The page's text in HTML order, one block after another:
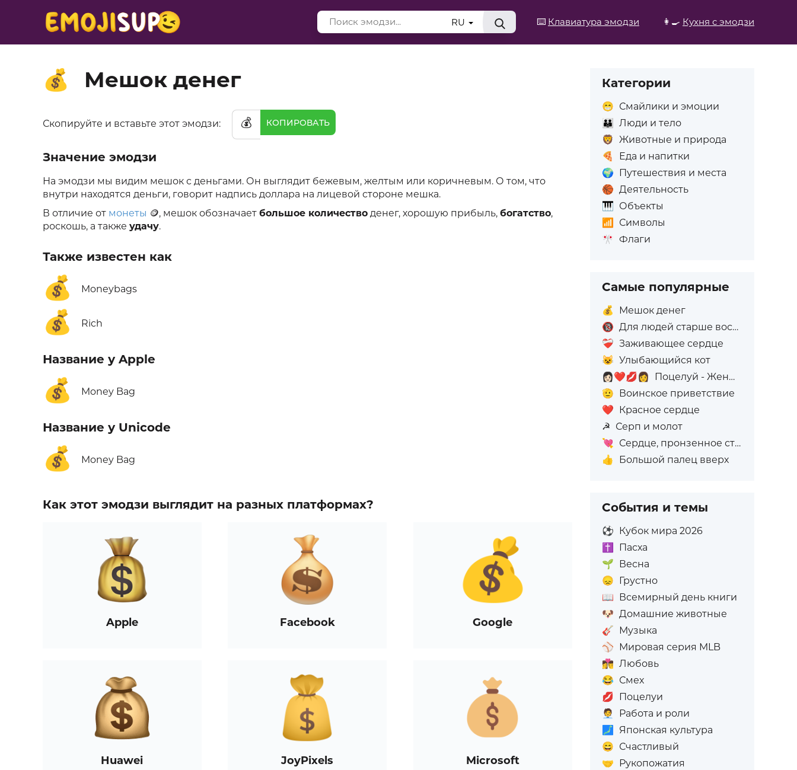
⌨️ Клавиатура эмодзи 👩‍🍳 Кухня с эмодзи
RU
💰 Мешок денег
Скопируйте и вставьте этот эмодзи: 💰 КОПИРОВАТЬ
Значение эмодзи
На эмодзи мы видим мешок с деньгами. Он выглядит бежевым, желтым или коричневым. О том, что
внутри находятся деньги, говорит надпись доллара на лицевой стороне мешка.
В отличие от монеты 🪙, мешок обозначает большое количество денег, хорошую прибыль, богатство,
роскошь, а также удачу.
Также известен как
💰 Moneybags
💰 Rich
Название у Apple
💰 Money Bag
Название у Unicode
💰 Money Bag
Как этот эмодзи выглядит на разных платформах?
Apple Facebook Google
Huawei JoyPixels Microsoft
Категории
😁 Смайлики и эмоции
👪
Люди и тело
🦁 Животные и природа
🍕
Еда и напитки
🌍 Путешествия и места
🏀 Деятельность
🎹 Объекты
📶
Символы
🎌 Флаги
Самые популярные
💰
Мешок денег
🔞 Для людей старше восемнадцати лет
❤️‍🩹 Заживающее сердце
😺 Улыбающийся кот
👩🏻‍❤️‍💋‍👩
Поцелуй - Женщина: Светлый тон кожи, Женщина: Без тона кожи
🫡 Воинское приветствие
❤️ Красное сердце
☭ Серп и молот
💘 Сердце, пронзенное стрелой
👍
Большой палец вверх
События и темы
⚽ Кубок мира 2026
✝️
Пасха
🌱 Весна
😞 Грустно
📖 Всемирный день книги
🐶 Домашние животные
🎸 Музыка
⚾ Мировая серия MLB
👩‍❤️‍💋‍👨 Любовь
😂 Смех
💋 Поцелуи
🧑‍💼
Работа и роли
🗾
Японская культура
😄 Счастливый
🤝 Рукопожатия